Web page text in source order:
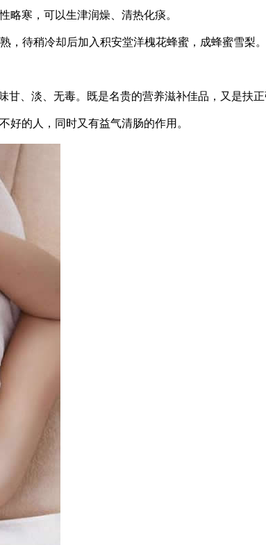
寒，可以生津润燥、清热化痰。
待稍冷却后加入积安堂洋槐花蜂蜜，成蜂蜜雪梨。
、淡、无毒。既是名贵的营养滋补佳品，又是扶
的人，同时又有益气清肠的作用。